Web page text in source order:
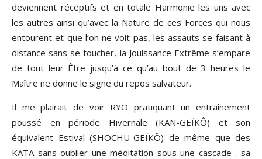
deviennent réceptifs et en totale Harmonie les uns avec
les autres ainsi qu’avec la Nature de ces Forces qui nous
entourent et que l’on ne voit pas, les assauts se faisant à
distance sans se toucher, la Jouissance Extrême s’empare
de tout leur Être jusqu’à ce qu’au bout de 3 heures le
Maître ne donne le signe du repos salvateur.
Il me plairait de voir RYO pratiquant un entraînement
poussé en période Hivernale (KAN-GEÏKÔ) et son
équivalent Estival (SHOCHU-GEÏKÔ) de même que des
KATA sans oublier une méditation sous une cascade . sa